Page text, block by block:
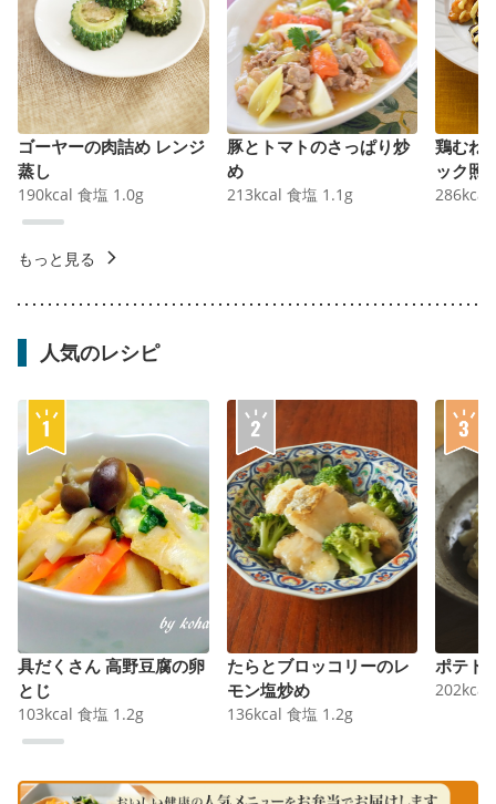
ゴーヤーの肉詰め レンジ
蒸し
190kcal 食塩 1.0g
豚とトマトのさっぱり炒
め
213kcal 食塩 1.1 g
鶏むね
ック照
286kcal
もっと見る
人気のレシピ
具だくさん 高野豆腐の卵
とじ
103kcal 食塩 1.2g
たらとブロッコリーのレ
モン塩炒め
136kcal 食塩 1.2g
ポテト
202kcal